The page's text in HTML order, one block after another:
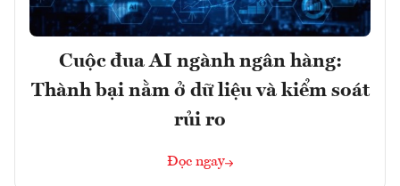
Cuộc đua AI ngành ngân hàng:
Thành bại nằm ở dữ liệu và kiểm soát
rủi ro
Đọc ngay